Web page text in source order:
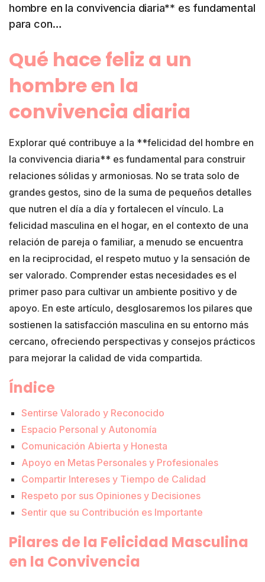
hombre en la convivencia diaria** es fundamental
para con…
Qué hace feliz a un
hombre en la
convivencia diaria
Explorar qué contribuye a la **felicidad del hombre en
la convivencia diaria** es fundamental para construir
relaciones sólidas y armoniosas. No se trata solo de
grandes gestos, sino de la suma de pequeños detalles
que nutren el día a día y fortalecen el vínculo. La
felicidad masculina en el hogar, en el contexto de una
relación de pareja o familiar, a menudo se encuentra
en la reciprocidad, el respeto mutuo y la sensación de
ser valorado. Comprender estas necesidades es el
primer paso para cultivar un ambiente positivo y de
apoyo. En este artículo, desglosaremos los pilares que
sostienen la satisfacción masculina en su entorno más
cercano, ofreciendo perspectivas y consejos prácticos
para mejorar la calidad de vida compartida.
Índice
Sentirse Valorado y Reconocido
Espacio Personal y Autonomía
Comunicación Abierta y Honesta
Apoyo en Metas Personales y Profesionales
Compartir Intereses y Tiempo de Calidad
Respeto por sus Opiniones y Decisiones
Sentir que su Contribución es Importante
Pilares de la Felicidad Masculina
en la Convivencia